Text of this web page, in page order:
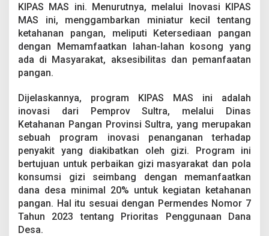
KIPAS MAS ini. Menurutnya, melalui Inovasi KIPAS
MAS ini, menggambarkan miniatur kecil tentang
ketahanan pangan, meliputi Ketersediaan pangan
dengan Memamfaatkan lahan-lahan kosong yang
ada di Masyarakat, aksesibilitas dan pemanfaatan
pangan.
Dijelaskannya, program KIPAS MAS ini adalah
inovasi dari Pemprov Sultra, melalui Dinas
Ketahanan Pangan Provinsi Sultra, yang merupakan
sebuah program inovasi penanganan terhadap
penyakit yang diakibatkan oleh gizi. Program ini
bertujuan untuk perbaikan gizi masyarakat dan pola
konsumsi gizi seimbang dengan memanfaatkan
dana desa minimal 20% untuk kegiatan ketahanan
pangan. Hal itu sesuai dengan Permendes Nomor 7
Tahun 2023 tentang Prioritas Penggunaan Dana
Desa.